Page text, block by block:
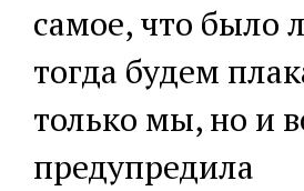
самое, что было
тогда будем
только мы, но и
предупредила